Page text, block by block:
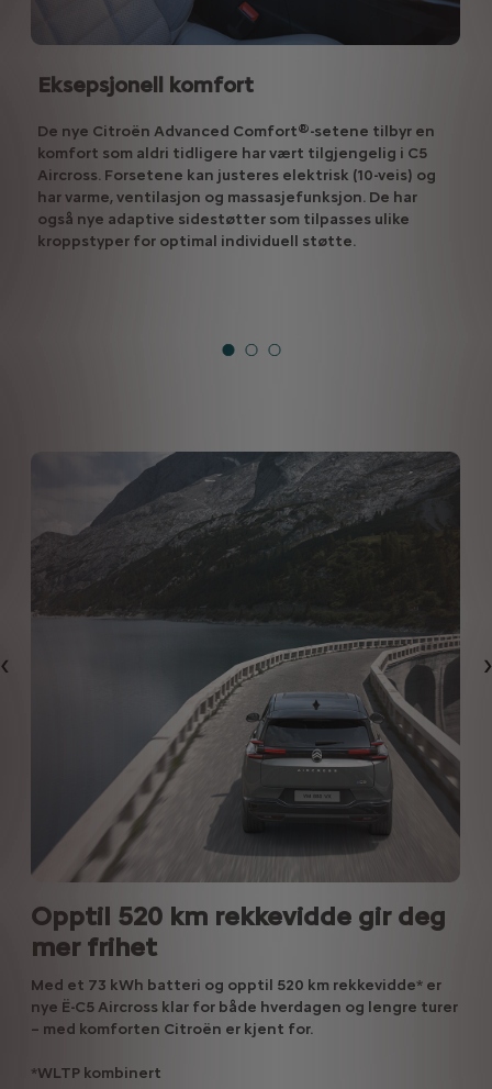
Eksepsjonell komfort
De nye Citroën Advanced Comfort®-setene tilbyr en
komfort som aldri tidligere har vært tilgjengelig i C5
Aircross. Forsetene kan justeres elektrisk (10-veis) og
har varme, ventilasjon og massasjefunksjon. De har
også nye adaptive sidestøtter som tilpasses ulike
kroppstyper for optimal individuell støtte.
Forrige
Opptil 520 km rekkevidde gir deg
mer frihet
Med et 73 kWh batteri og opptil 520 km rekkevidde* er
nye Ë-C5 Aircross klar for både hverdagen og lengre turer
– med komforten Citroën er kjent for.
*WLTP kombinert